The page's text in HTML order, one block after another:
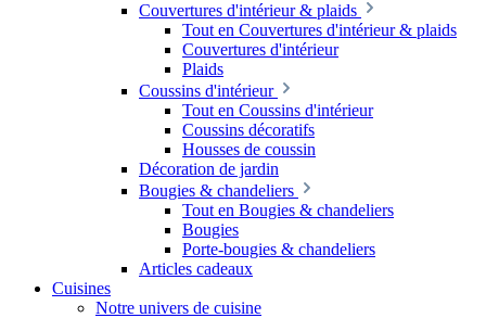
Couvertures d'intérieur & plaids
Tout en Couvertures d'intérieur & plaids
Couvertures d'intérieur
Plaids
Coussins d'intérieur
Tout en Coussins d'intérieur
Coussins décoratifs
Housses de coussin
Décoration de jardin
Bougies & chandeliers
Tout en Bougies & chandeliers
Bougies
Porte-bougies & chandeliers
Articles cadeaux
Cuisines
Notre univers de cuisine